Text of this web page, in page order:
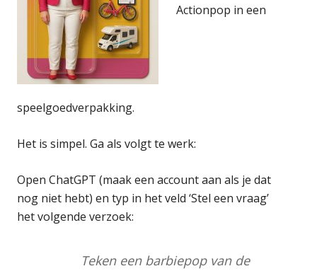
Actionpop in een
speelgoedverpakking.
Het is simpel. Ga als volgt te werk:
Open ChatGPT (maak een account aan als je dat
nog niet hebt) en typ in het veld ‘Stel een vraag’
het volgende verzoek:
Teken een barbiepop van de